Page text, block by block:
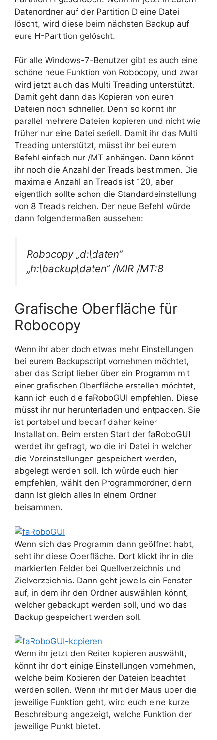
Datenordner auf der Partition D eine Datei
löscht, wird diese beim nächsten Backup auf
eure H-Partition gelöscht.
Für alle Windows-7-Benutzer gibt es auch eine
schöne neue Funktion von Robocopy, und zwar
wird jetzt auch das Multi Treading unterstützt.
Damit geht dann das Kopieren von euren
Dateien noch schneller. Denn so könnt ihr
parallel mehrere Dateien kopieren und nicht wie
früher nur eine Datei seriell. Damit ihr das Multi
Treading unterstützt, müsst ihr bei eurem
Befehl einfach nur /MT anhängen. Dann könnt
ihr noch die Anzahl der Treads bestimmen. Die
maximale Anzahl an Treads ist 120, aber
eigentlich sollte schon die Standardeinstellung
von 8 Treads reichen. Der neue Befehl würde
dann folgendermaßen aussehen:
Robocopy „d:\daten“
„h:\backup\daten“ /MIR /MT:8
Grafische Oberfläche für
Robocopy
Wenn ihr aber doch etwas mehr Einstellungen
bei eurem Backupscript vornehmen möchtet,
aber das Script lieber über ein Programm mit
einer grafischen Oberfläche erstellen möchtet,
kann ich euch die faRoboGUI empfehlen. Diese
müsst ihr nur herunterladen und entpacken. Sie
ist portabel und bedarf daher keiner
Installation. Beim ersten Start der faRoboGUI
werdet ihr gefragt, wo die ini Datei in welcher
die Voreinstellungen gespeichert werden,
abgelegt werden soll. Ich würde euch hier
empfehlen, wählt den Programmordner, denn
dann ist gleich alles in einem Ordner
beisammen.
Wenn sich das Programm dann geöffnet habt,
seht ihr diese Oberfläche. Dort klickt ihr in die
markierten Felder bei Quellverzeichnis und
Zielverzeichnis. Dann geht jeweils ein Fenster
auf, in dem ihr den Ordner auswählen könnt,
welcher gebackupt werden soll, und wo das
Backup gespeichert werden soll.
Wenn ihr jetzt den Reiter kopieren auswählt,
könnt ihr dort einige Einstellungen vornehmen,
welche beim Kopieren der Dateien beachtet
werden sollen. Wenn ihr mit der Maus über die
jeweilige Funktion geht, wird euch eine kurze
Beschreibung angezeigt, welche Funktion der
jeweilige Punkt bietet.